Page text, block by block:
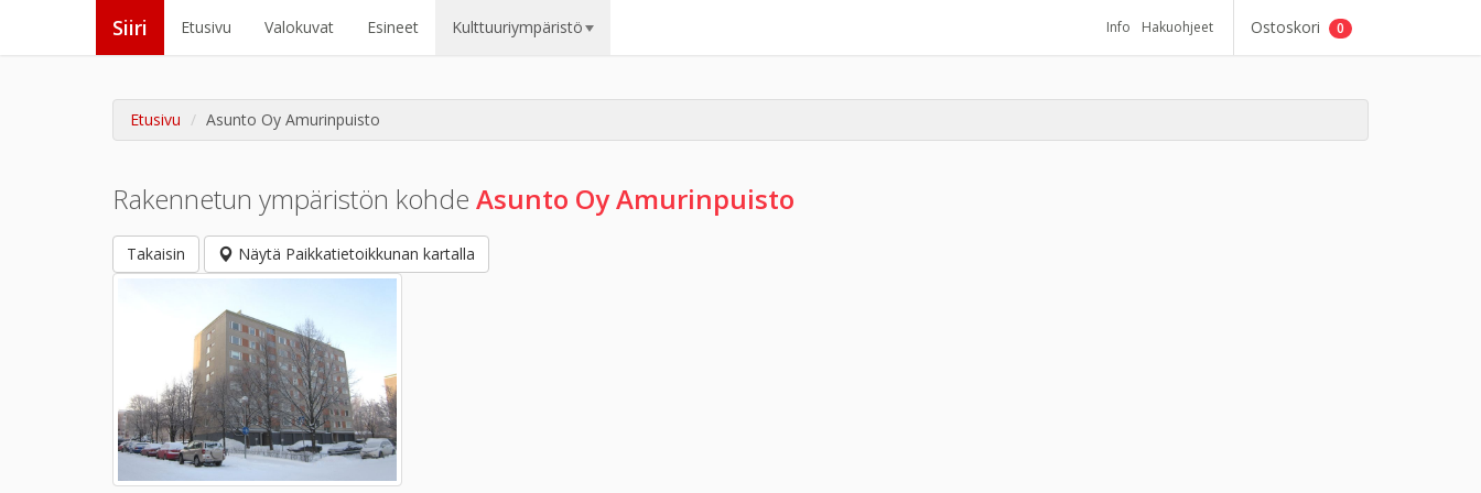
Siiri Etusivu Valokuvat Esineet Kulttuuriympäristö Info Hakuohjeet Ostoskori 0
Etusivu Asunto Oy Amurinpuisto
Rakennetun ympäristön kohde Asunto Oy Amurinpuisto
Takaisin Näytä Paikkatietoikkunan kartalla